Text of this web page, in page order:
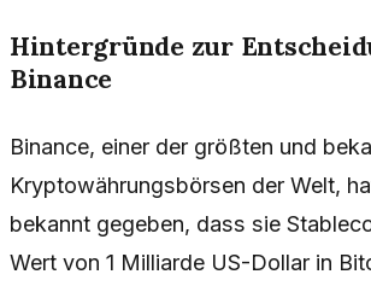
Hintergründe zur
Binance
Binance, einer der größten und
Kryptowährungsbörsen der Welt,
bekannt gegeben, dass sie
Wert von 1 Milliarde US-Dollar in